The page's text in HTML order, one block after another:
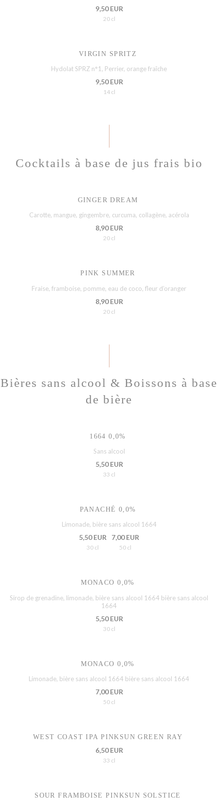
9,50 EUR
20 cl
VIRGIN SPRITZ
Hydolat SPRZ n°1, Perrier, orange fraîche
9,50 EUR
14 cl
Cocktails à base de jus frais bio
GINGER DREAM
Carotte, mangue, gingembre, curcuma, collagène, acérola
8,90 EUR
20 cl
PINK SUMMER
Fraise, framboise, pomme, eau de coco, fleur d’oranger
8,90 EUR
20 cl
Bières sans alcool & Boissons à base
de bière
1664 0,0%
Sans alcool
5,50 EUR
33 cl
PANACHÉ 0,0%
Limonade, bière sans alcool 1664
5,50 EUR
30 cl
7,00 EUR
50 cl
MONACO 0,0%
Sirop de grenadine, limonade, bière sans alcool 1664 bière sans alcool
1664
5,50 EUR
30 cl
MONACO 0,0%
Limonade, bière sans alcool 1664 bière sans alcool 1664
7,00 EUR
50 cl
WEST COAST IPA PINKSUN GREEN RAY
6,50 EUR
33 cl
SOUR FRAMBOISE PINKSUN SOLSTICE